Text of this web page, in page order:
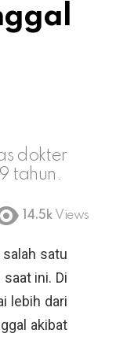
dokter
tahun.
14.5k Views
satu
ini. Di
lebih dari
akibat